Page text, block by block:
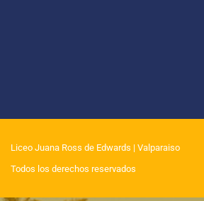
Liceo Juana Ross de Edwards | Valparaiso
Todos los derechos reservados